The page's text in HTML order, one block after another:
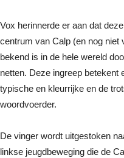
Vox herinnerde er aan dat
centrum van Calp (en nog niet
bekend is in de hele wereld
netten. Deze ingreep betekent
typische en kleurrijke en de
woordvoerder.
De vinger wordt uitgestoken
linkse jeugdbeweging die de